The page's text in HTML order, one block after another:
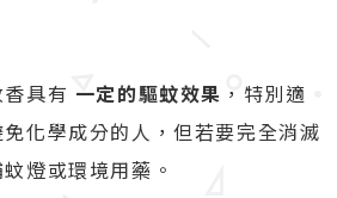
具有 一定的驅蚊效果 ，特別適
化學成分的人，但若要完全消滅
燈或環境用藥。